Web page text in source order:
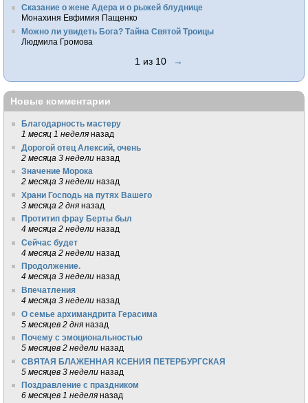
Сказание о жене Адера и о рыжей блуднице
Монахиня Евфимия Пащенко
Можно ли увидеть Бога? Тайна Святой Троицы
Людмила Громова
1 из 10 →
Новые комментарии
Благодарность мастеру
1 месяц 1 неделя назад
Дорогой отец Алексий, очень
2 месяца 3 недели назад
Значение Морока
2 месяца 3 недели назад
Храни Господь на путях Вашего
3 месяца 2 дня назад
Протитип фрау Берты был
4 месяца 2 недели назад
Сейчас будет
4 месяца 2 недели назад
Продолжение.
4 месяца 3 недели назад
Впечатления
4 месяца 3 недели назад
О семье архимандрита Герасима
5 месяцев 2 дня назад
Почему с эмоциональностью
5 месяцев 2 недели назад
СВЯТАЯ БЛАЖЕННАЯ КСЕНИЯ ПЕТЕРБУРГСКАЯ
5 месяцев 3 недели назад
Поздравление с праздником
6 месяцев 1 неделя назад